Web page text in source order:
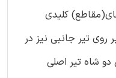
کلیدی
تیر جانبی نیز در
دو شاه تیر اصلی